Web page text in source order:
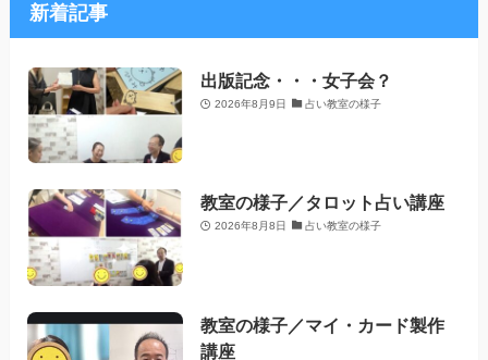
新着記事
出版記念・・・女子会？
2026年8月9日 占い教室の様子
教室の様子／タロット占い講座
2026年8月8日 占い教室の様子
教室の様子／マイ・カード製作
講座